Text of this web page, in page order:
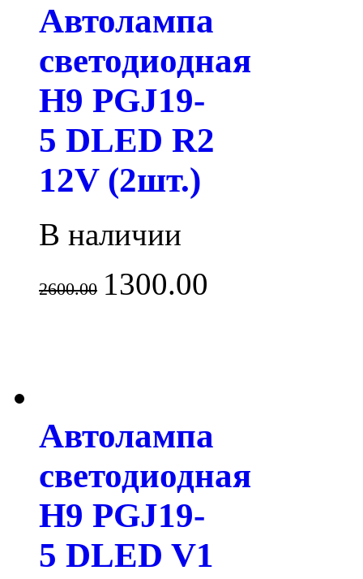
Автолампа
светодиодная
H9 PGJ19-
5 DLED R2
12V (2шт.)
В наличии
2600.00 1300.00
Автолампа
светодиодная
H9 PGJ19-
5 DLED V1